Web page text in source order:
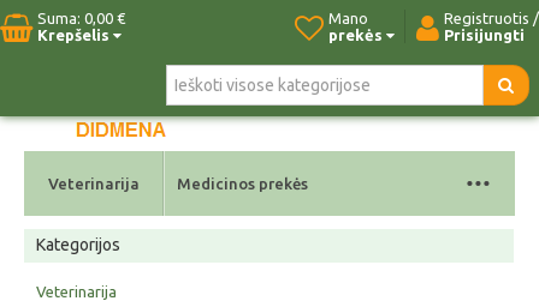
Suma: 0,00 €
Krepšelis
Registruotis /
Prisijungti
Mano
prekės
Pradžia Naujos prekės Kontaktai
Veterinarija Medicinos prekės ...
Kategorijos
Veterinarija